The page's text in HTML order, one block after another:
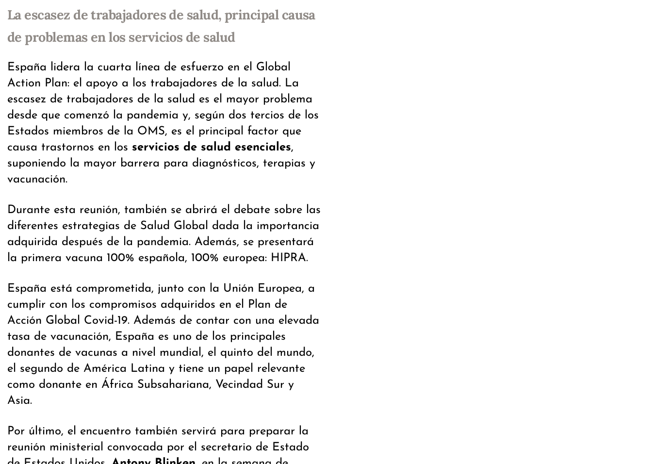
La escasez de trabajadores de salud, principal causa
de problemas en los servicios de salud​​​
España lidera la cuarta línea de esfuerzo en el Global
Action Plan: el apoyo a los trabajadores de la salud. La
escasez de trabajadores de la salud es el mayor problema
desde que comenzó la pandemia y, según dos tercios de los
Estados miembros de la OMS, es el principal factor que
causa trastornos en los servicios de salud esenciales,
suponiendo la mayor barrera para diagnósticos, terapias y
vacunación.
Durante esta reunión, también se abrirá el debate sobre las
diferentes estrategias de Salud Global dada la importancia
adquirida después de la pandemia. Además, se presentará
la primera vacuna 100% española, 100% europea: HIPRA.
España está comprometida, junto con la Unión Europea, a
cumplir con los compromisos adquiridos en el Plan de
Acción Global Covid-19. Además de contar con una elevada
tasa de vacunación, España es uno de los principales
donantes de vacunas a nivel mundial, el quinto del mundo,
el segundo de América Latina y tiene un papel relevante
como donante en África Subsahariana, Vecindad Sur y
Asia.
Por último, el encuentro también servirá para preparar la
reunión ministerial convocada por el secretario de Estado